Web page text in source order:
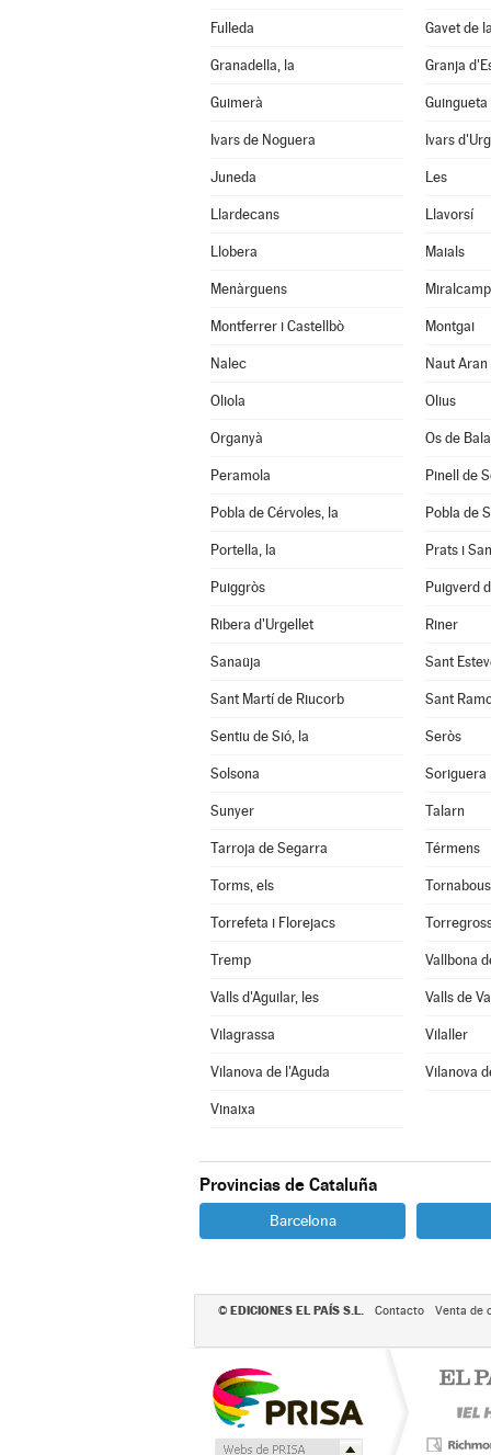
Fulleda Gavet de
Granadella, la Granja
Guimerà Guingueta
Ivars de Noguera Ivars
Juneda Les
Llardecans Llavorsí
Llobera Maials
Menàrguens Miralcamp
Montferrer i Castellbò Montgai
Nalec Naut Aran
Oliola Olius
Organyà Os de
Peramola Pinell de
Pobla de Cérvoles, la Pobla de
Portella, la Prats i
Puiggròs Puigverd
Ribera d'Urgellet Riner
Sanaüja Sant
Sant Martí de Riucorb Sant
Sentiu de Sió, la Seròs
Solsona Soriguera
Sunyer Talarn
Tarroja de Segarra Térmens
Torms, els Tornabous
Torrefeta i Florejacs
Tremp Vallbona
Valls d'Aguilar, les Valls de
Vilagrassa Vilaller
Vilanova de l'Aguda Vilanova
Vinaixa
Provincias de Cataluña
Barcelona
© EDICIONES EL PAÍS S.L. Contacto Venta de